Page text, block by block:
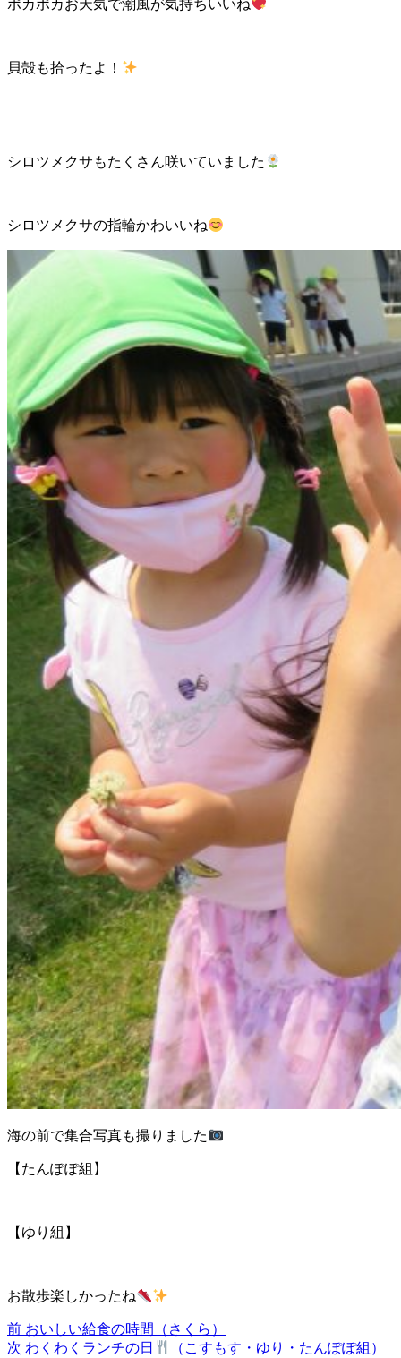
ポカポカお天気で潮風が気持ちいいね
貝殻も拾ったよ！
シロツメクサもたくさん咲いていました
シロツメクサの指輪かわいいね
海の前で集合写真も撮りました
【たんぽぽ組】
【ゆり組】
お散歩楽しかったね
投
前 前
の
おいしい給食の時間（さくら）
次 次
わくわくランチの日 （こすもす・ゆり・たんぽぽ組）